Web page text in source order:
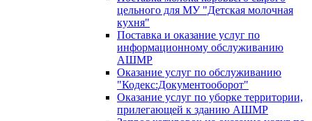
цельного для МУ "Детская молочная
кухня"
Поставка и оказание услуг по
информационному обслуживанию
АШМР
Оказание услуг по обслуживанию
"Кодекс:Документооборот"
Оказание услуг по уборке территории,
прилегающей к зданию АШМР